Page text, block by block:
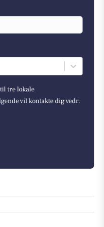
tre lokale
vil kontakte dig vedr.